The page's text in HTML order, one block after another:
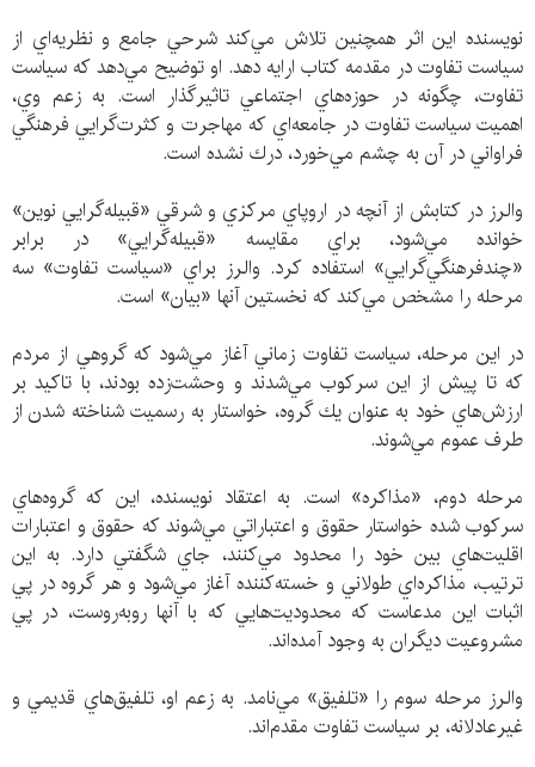
نويسنده اين اثر همچنين تلاش مي‌كند شرحي جامع و نظريه‌اي از
سياست تفاوت در مقدمه كتاب ارايه دهد. او توضيح مي‌دهد كه سياست
تفاوت، چگونه در حوزه‌هاي اجتماعي تاثيرگذار است. به زعم وي،
اهميت سياست تفاوت در جامعه‌اي كه مهاجرت و كثرت‌گرايي فرهنگي
فراواني در آن به چشم مي‌خورد، درك نشده است.
والرز در كتابش از آنچه در اروپاي مركزي و شرقي «قبيله‌گرايي نوين»
خوانده مي‌شود، براي مقايسه «قبيله‌گرايي» در برابر
«چندفرهنگي‌گرايي» استفاده كرد. والرز براي «سياست تفاوت» سه
مرحله را مشخص مي‌كند كه نخستين آنها «بيان» است.
در اين مرحله، سياست تفاوت زماني آغاز مي‌شود كه گروهي از مردم
كه تا پيش از اين سركوب مي‌شدند و وحشت‌زده بودند، با تاكيد بر
ارزش‌هاي خود به عنوان يك گروه، خواستار به رسميت شناخته شدن از
طرف عموم مي‌شوند.
مرحله دوم، «مذاكره» است. به اعتقاد نويسنده، اين كه گروه‌هاي
سركوب شده خواستار حقوق و اعتباراتي مي‌شوند كه حقوق و اعتبارات
اقليت‌هاي بين خود را محدود مي‌كنند، جاي شگفتي دارد. به اين
ترتيب، مذاكره‌اي طولاني و خسته‌كننده آغاز مي‌شود و هر گروه در پي
اثبات اين مدعاست كه محدوديت‌هايي كه با آنها روبه‌روست، در پي
مشروعيت ديگران به وجود آمده‌اند.
والرز مرحله سوم را «تلفيق» مي‌نامد. به زعم او، تلفيق‌هاي قديمي و
غيرعادلانه، بر سياست تفاوت مقدم‌اند.